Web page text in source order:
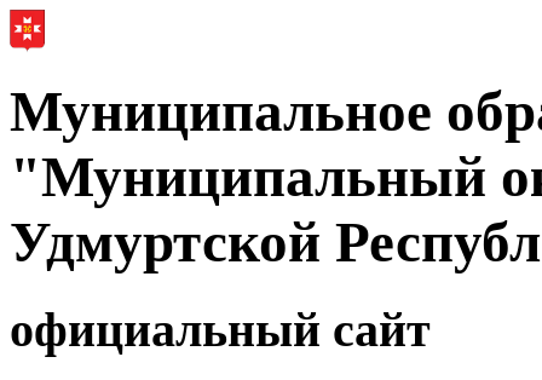
Муниципальное
"Муниципальный
Удмуртской
официальный сайт